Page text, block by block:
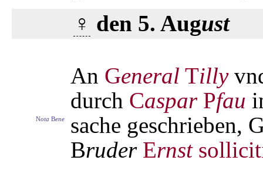
♀ den 5. August
An General Tilly
durch CasparPfau
Nota Bene
sache geschrieben,
Bruder Ernst